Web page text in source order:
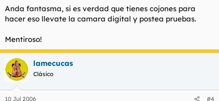
Anda fantasma, si es verdad que tienes cojones para
hacer eso llevate la camara digital y postea pruebas.
Mentiroso!
lamecucas
Clásico
10 Jul 2006 #4